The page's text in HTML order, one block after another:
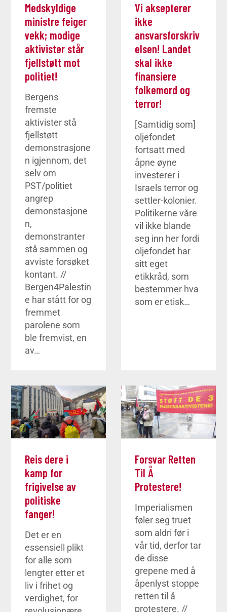
Medskyldige
ministre feiger
vekk; modige
aktivister står
fjellstøtt mot
politiet!
Bergens
fremste
aktivister stå
fjellstøtt
demonstrasjone
n igjennom, det
selv om
PST/politiet
angrep
demonstasjone
n,
demonstranter
stå sammen og
avviste forsøket
kontant. //
Bergen4Palestin
e har stått for og
fremmet
parolene som
ble fremvist, en
av…
Vi aksepterer
ikke
ansvarsforskriv
elsen! Landet
skal ikke
finansiere
folkemord og
terror!
[Samtidig som]
oljefondet
fortsatt med
åpne øyne
investerer i
Israels terror og
settler-kolonier.
Politikerne våre
vil ikke blande
seg inn her fordi
oljefondet har
sitt eget
etikkråd, som
bestemmer hva
som er etisk…
Reis dere i
kamp for
frigivelse av
politiske
fanger!
Det er en
essensiell plikt
for alle som
lengter etter et
liv i frihet og
verdighet, for
Forsvar Retten
Til Å
Protestere!
Imperialismen
føler seg truet
som aldri før i
vår tid, derfor tar
de disse
grepene med å
åpenlyst stoppe
retten til å
protestere. //